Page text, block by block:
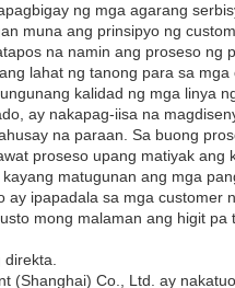
ng mga agarang
muna ang prinsipyo ng
na namin ang proseso ng
lahat ng tanong para sa mga
kalidad ng mga linya
ay nakapag-iisa na
na paraan. Sa buong
proseso upang matiyak
matugunan ang mga
ay ipapadala sa mga customer
mong malaman ang higit
direkta.
(Shanghai) Co., Ltd. ay